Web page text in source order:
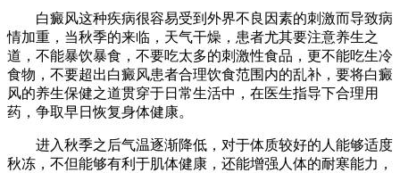
白癜风这种疾病很容易受到外界不良因素的刺激而导致病
情加重，当秋季的来临，天气干燥，患者尤其要注意养生之
道，不能暴饮暴食，不要吃太多的刺激性食品，更不能吃生冷
食物，不要超出白癜风患者合理饮食范围内的乱补，要将白癜
风的养生保健之道贯穿于日常生活中，在医生指导下合理用
药，争取早日恢复身体健康。
进入秋季之后气温逐渐降低，对于体质较好的人能够适度
秋冻，不但能够有利于肌体健康，还能增强人体的耐寒能力，